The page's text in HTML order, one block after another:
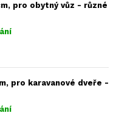
pro obytný vůz - různé
pro karavanové dveře -